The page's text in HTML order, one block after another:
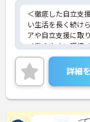
＜徹底した自立支
い生活を長く続け
アや自立支援に取
＜働きやすい環境
相談窓口、キャリ
されているので、
整えられています。
＜自分を高められ
導や社内研修、資
と両立しながらス
詳細